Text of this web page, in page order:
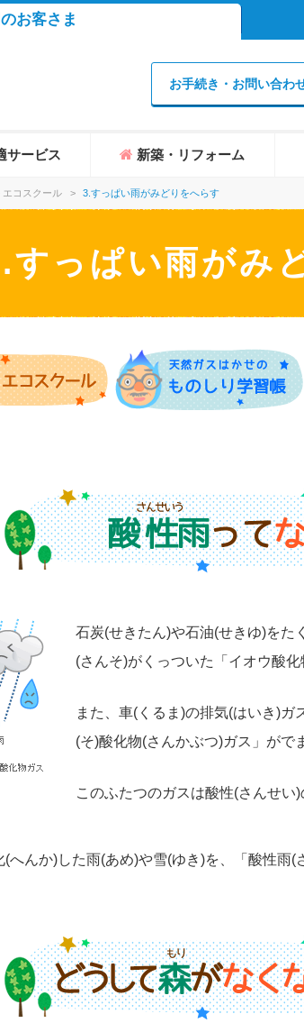
お客さま
お手続き・お問い合わ
サービス 新築・リフォーム
エコスクール > 3.すっぱい雨がみどりをへらす
すっぱい雨がみ
石炭(せきたん)や石油(せきゆ)をた
(さんそ)がくっついた「イオウ酸
また、車(くるま)の排気(はいき)
(そ)酸化物(さんかぶつ)ガス」がで
このふたつのガスは酸性(さんせい
へんか)した雨(あめ)や雪(ゆき)を、「酸性雨(